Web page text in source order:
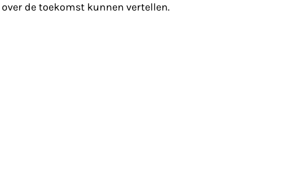
de toekomst kunnen vertellen.